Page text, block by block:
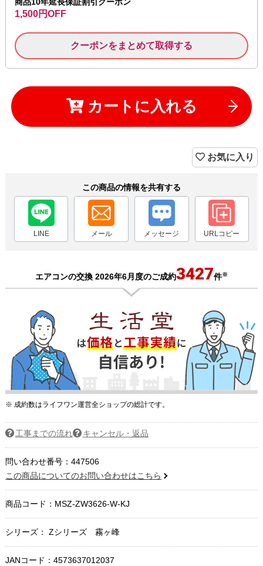
1,500円OFF
クーポンをまとめて取得する
カートに入れる
お気に入り
この商品の情報を共有する
LINE メール メッセージ URLコピー
エアコンの交換 2026年6月度のご成約3427件※
※ 成約数はライフワン運営全ショップの総計です。
工事までの流れ キャンセル・返品
問い合わせ番号：447506
この商品についてのお問い合わせはこちら
商品コード： MSZ-ZW3626-W-KJ
シリーズ： Zシリーズ 霧ヶ峰
JANコード：4573637012037